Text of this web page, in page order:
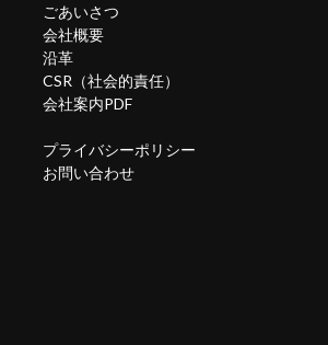
ごあいさつ
会社概要
沿革
CSR（社会的責任）
会社案内PDF
プライバシーポリシー
お問い合わせ